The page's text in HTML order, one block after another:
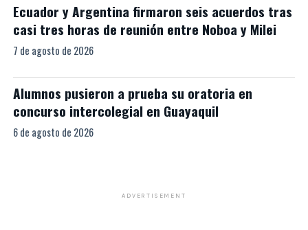
Ecuador y Argentina firmaron seis acuerdos tras
casi tres horas de reunión entre Noboa y Milei
7 de agosto de 2026
Alumnos pusieron a prueba su oratoria en
concurso intercolegial en Guayaquil
6 de agosto de 2026
ADVERTISEMENT